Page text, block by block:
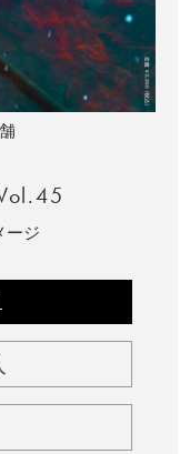
ージ